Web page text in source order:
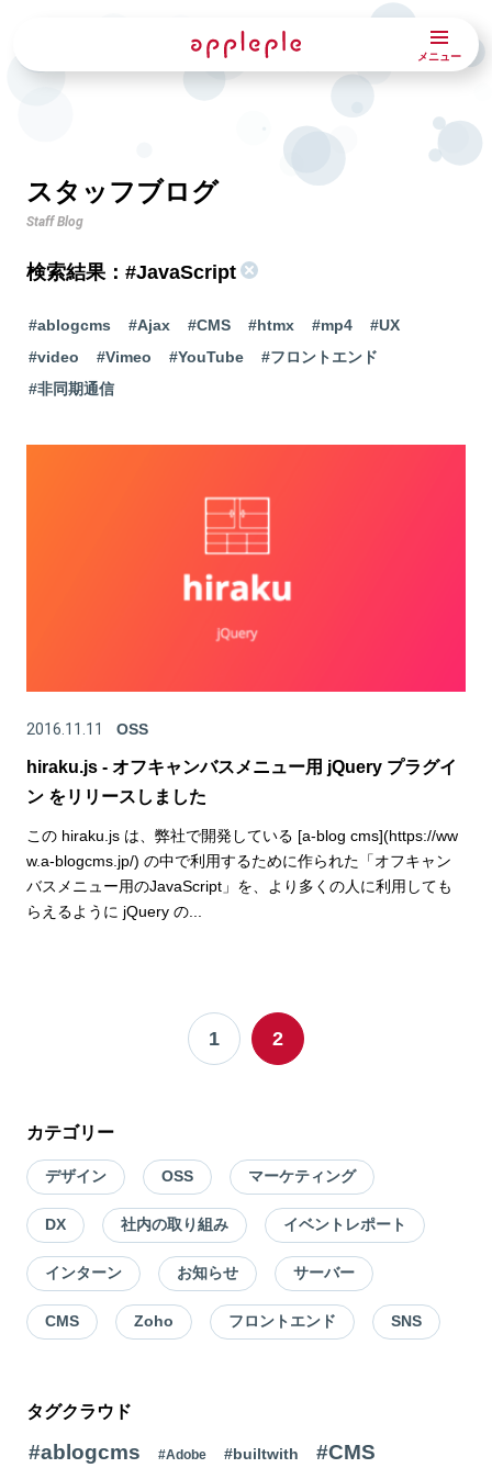
メニュー
スタッフブログ
Staff Blog
検索結果： #JavaScript
#ablogcms #Ajax #CMS #htmx #mp4
#UX
#video
#Vimeo #YouTube
#フロントエンド
#非同期通信
2016.11.11 OSS
hiraku.js - オフキャンバスメニュー用 jQuery プラグイ
ン をリリースしました
この hiraku.js は、弊社で開発している [a-blog cms](https://ww
w.a-blogcms.jp/) の中で利用するために作られた「オフキャン
バスメニュー用のJavaScript」を、より多くの人に利用しても
らえるように jQuery の...
1 2
カテゴリー
デザイン OSS マーケティング
DX 社内の取り組み イベントレポート
インターン お知らせ サーバー
CMS Zoho フロントエンド SNS
タグクラウド
#ablogcms #Adobe #builtwith
#CMS